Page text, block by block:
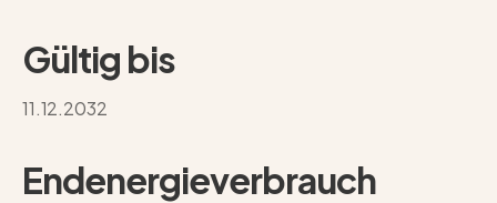
Gültig bis
11.12.2032
Endenergieverbrauch